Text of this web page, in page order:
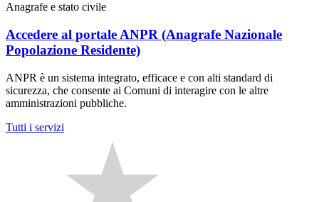
Anagrafe e stato civile
Accedere al portale ANPR (Anagrafe Nazionale
Popolazione Residente)
ANPR è un sistema integrato, efficace e con alti standard di
sicurezza, che consente ai Comuni di interagire con le altre
amministrazioni pubbliche.
Tutti i servizi